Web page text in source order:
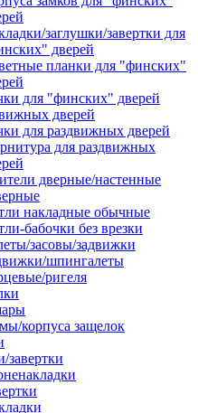
заглушки/завертки для
дверей
планки для "финских"
для "финских" дверей
дверей
для раздвижных дверей
для раздвижных
дверные/настенные
накладные обычные
бабочки без врезки
засовы/задвижки
шпингалеты
ригеля
корпуса защелок
завертки